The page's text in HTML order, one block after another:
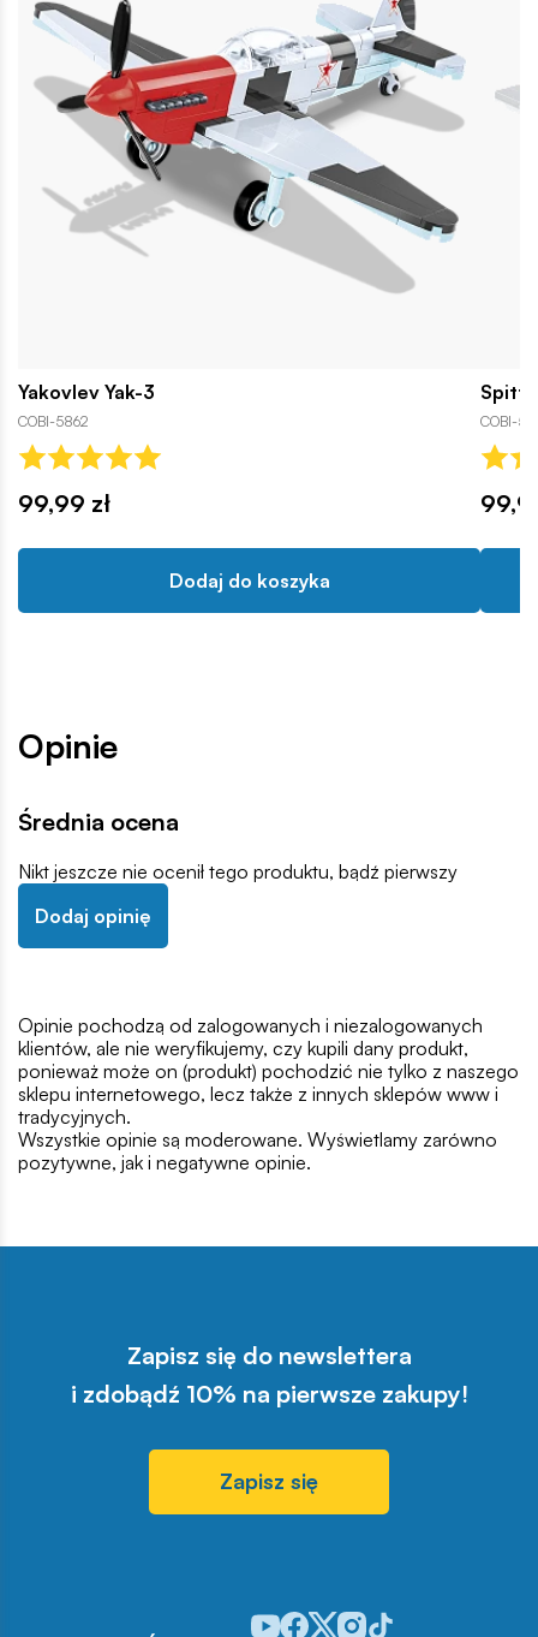
Yakovlev Yak-3
COBI-5862
99,99 zł
Dodaj do koszyka
COBI-
Opinie
Średnia ocena
Nikt jeszcze nie ocenił tego produktu, bądź pierwszy
Dodaj opinię
Opinie pochodzą od zalogowanych i niezalogowanych
klientów, ale nie weryfikujemy, czy kupili dany produkt,
ponieważ może on (produkt) pochodzić nie tylko z naszego
sklepu internetowego, lecz także z innych sklepów www i
tradycyjnych.
Wszystkie opinie są moderowane. Wyświetlamy zarówno
pozytywne, jak i negatywne opinie.
Zapisz się do newslettera
i zdobądź 10% na pierwsze zakupy!
Zapisz się
Odwiedź nasz profil w serwisie
Odwiedź nasz profil w serwisie
Odwiedź nasz profil w
Odwiedź nasz profil w
Odwiedź nasz profil